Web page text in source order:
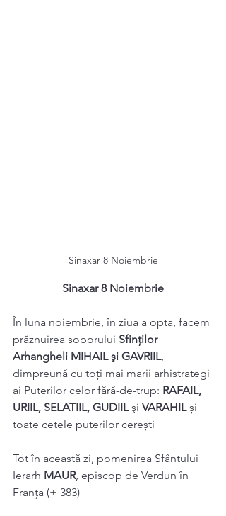
Sinaxar 8 Noiembrie
Sinaxar 8 Noiembrie
În luna noiembrie, în ziua a opta, facem
prăznuirea soborului Sfinţilor
Arhangheli MIHAIL şi GAVRIIL,
dimpreună cu toți mai marii arhistrategi
ai Puterilor celor fără-de-trup: RAFAIL,
URIIL, SELATIIL, GUDIIL şi VARAHIL și
toate cetele puterilor cerești
Tot în această zi, pomenirea Sfântului
Ierarh MAUR, episcop de Verdun în
Franţa (+ 383)